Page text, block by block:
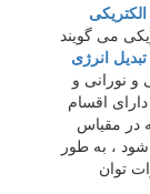
می گویند
تبدیل انرژی
و نورانی و
اقسام
در مقیاس
، به طور
کم مصرف خانگی متوسط 60 وات توان